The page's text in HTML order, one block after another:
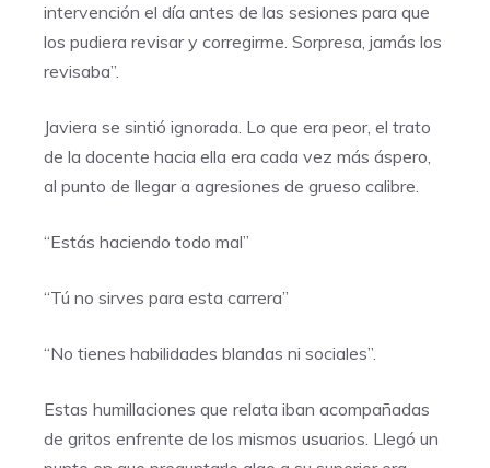
intervención el día antes de las sesiones para que
los pudiera revisar y corregirme. Sorpresa, jamás los
revisaba”.
Javiera se sintió ignorada. Lo que era peor, el trato
de la docente hacia ella era cada vez más áspero,
al punto de llegar a agresiones de grueso calibre.
“Estás haciendo todo mal”
“Tú no sirves para esta carrera”
“No tienes habilidades blandas ni sociales”.
Estas humillaciones que relata iban acompañadas
de gritos enfrente de los mismos usuarios. Llegó un